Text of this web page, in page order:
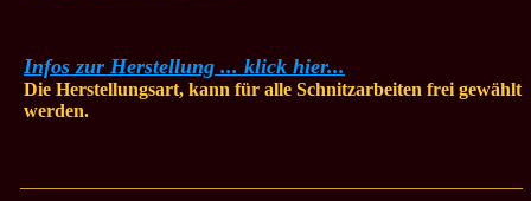
Infos zur Herstellung ... klick hier...
Die Herstellungsart, kann für alle Schnitzarbeiten frei gewählt
werden.